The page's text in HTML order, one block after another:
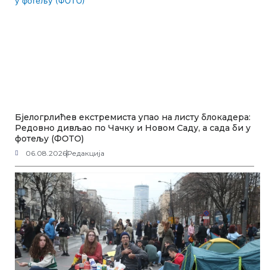
Бјелогрлићев екстремиста упао на листу блокадера:
Редовно дивљао по Чачку и Новом Саду, а сада би у
фотељу (ФОТО)
06.08.2026Редакција